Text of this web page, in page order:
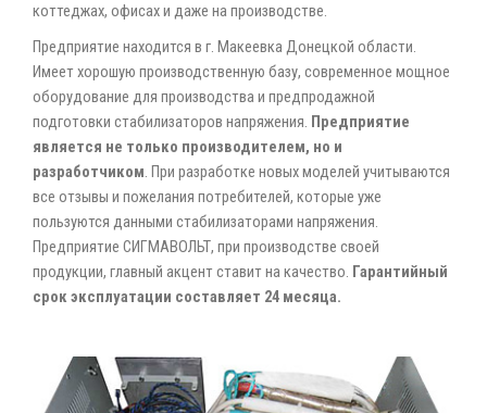
коттеджах, офисах и даже на производстве.
Предприятие находится в г. Макеевка Донецкой области.
Имеет хорошую производственную базу, современное мощное
оборудование для производства и предпродажной
подготовки стабилизаторов напряжения. Предприятие
является не только производителем, но и
разработчиком. При разработке новых моделей учитываются
все отзывы и пожелания потребителей, которые уже
пользуются данными стабилизаторами напряжения.
Предприятие СИГМАВОЛЬТ, при производстве своей
продукции, главный акцент ставит на качество. Гарантийный
срок эксплуатации составляет 24 месяца.